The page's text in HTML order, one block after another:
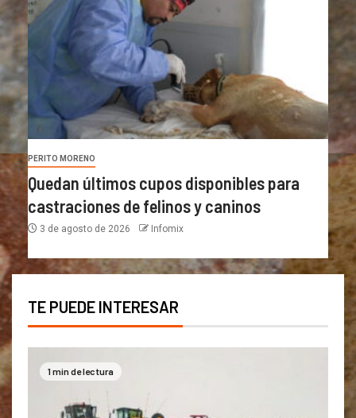
PERITO MORENO
Quedan últimos cupos disponibles para
castraciones de felinos y caninos
3 de agosto de 2026 Infomix
TE PUEDE INTERESAR
1 min de lectura